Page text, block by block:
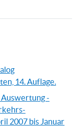
14. Auflage.
-
2007 bis Januar